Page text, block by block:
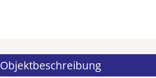
Objektbeschreibung